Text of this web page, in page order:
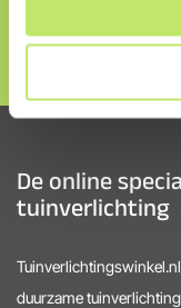
De online
tuinverlichting
duurzame